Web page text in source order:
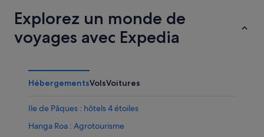
Explorez un monde de
voyages avec Expedia
HébergementsVolsVoitures
Ile de Pâques : hôtels 4 étoiles
Hanga Roa : Agrotourisme